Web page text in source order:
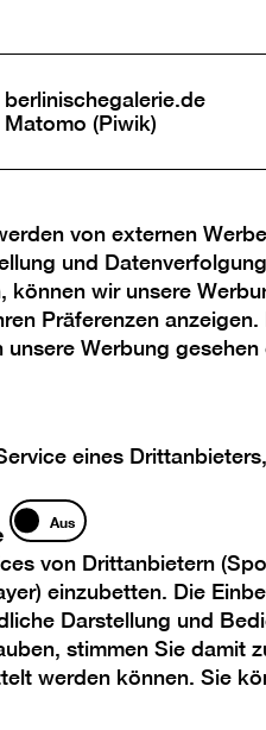
Depot
mit
berlinischegalerie.de
Matomo (Piwik)
von externen
und
können wir unsere
Präferenzen
unsere Werbung
eines
Eingebettete
Inhalte
Aus
von Drittanbietern
einzubetten. Die
Darstellung und
stimmen Sie damit
werden können. Sie